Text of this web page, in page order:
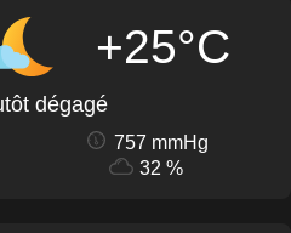
+25°C
dégagé
757 mmHg
32 %